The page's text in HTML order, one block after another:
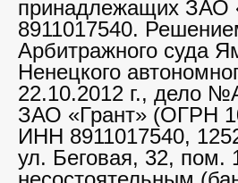
принадлежащих ЗАО
8911017540.
Арбитражного суда
Ненецкого
22.10.2012 г., дело
ЗАО «Грант» (ОГРН
ИНН 8911017540,
ул. Беговая, 32, пом.